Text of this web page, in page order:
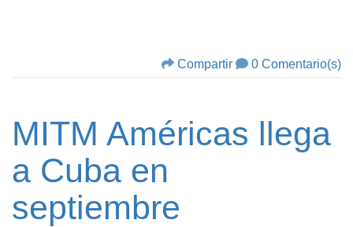
Compartir 0 Comentario(s)
MITM Américas llega
a Cuba en
septiembre